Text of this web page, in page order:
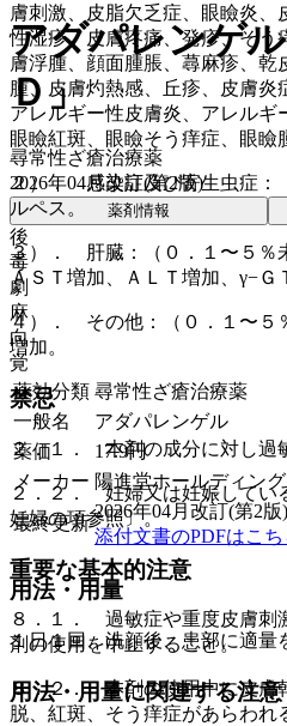
膚刺激、皮脂欠乏症、眼瞼炎、
性湿疹、皮膚疼痛、発疹、そう
膚浮腫、顔面腫脹、蕁麻疹、
腫、皮膚灼熱感、丘疹、皮膚炎
アレルギー性皮膚炎、アレルギ
眼瞼紅斑、眼瞼そう痒症、眼瞼
２）． 感染症及び寄生虫症：
ルペス。
３）． 肝臓：（０．１〜５％
ＡＳＴ増加、ＡＬＴ増加、γ−Ｇ
４）． その他：（０．１〜５
増加。
禁忌
２．１． 本剤の成分に対し過
２．２． 妊婦又は妊娠してい
妊婦の項参照〕。
重要な基本的注意
８．１． 過敏症や重度皮膚刺
剤の使用を中止すること。
８．２． 本剤の使用中に皮膚
脱、紅斑、そう痒症があらわれ
アダパレンゲ
Ｄ」
尋常性ざ瘡治療薬
2026年04月改訂(第2版)
薬剤情報
後
毒
劇
麻
向
覚
薬効分類 尋常性ざ瘡治療薬
一般名
アダパレンゲル
薬価
17.9円
メーカー 陽進堂ホールディン
最終更新
2026年04月改訂(第2版)
添付文書のPDFはこち
用法・用量
１日１回、洗顔後、患部に適量
用法・用量に関連する注意